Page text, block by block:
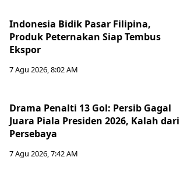
Indonesia Bidik Pasar Filipina,
Produk Peternakan Siap Tembus
Ekspor
7 Agu 2026, 8:02 AM
Drama Penalti 13 Gol: Persib Gagal
Juara Piala Presiden 2026, Kalah dari
Persebaya
7 Agu 2026, 7:42 AM